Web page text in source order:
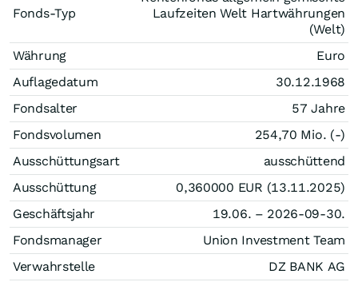
Fonds-Typ
Laufzeiten Welt Hartwährungen
(Welt)
Währung
Euro
Auflagedatum
30.12.1968
Fondsalter
57 Jahre
Fondsvolumen
254,70 Mio. (-)
Ausschüttungsart
ausschüttend
Ausschüttung
0,360000 EUR (13.11.2025)
Geschäftsjahr
19.06. – 2026-09-30.
Fondsmanager
Union Investment Team
Verwahrstelle
DZ BANK AG